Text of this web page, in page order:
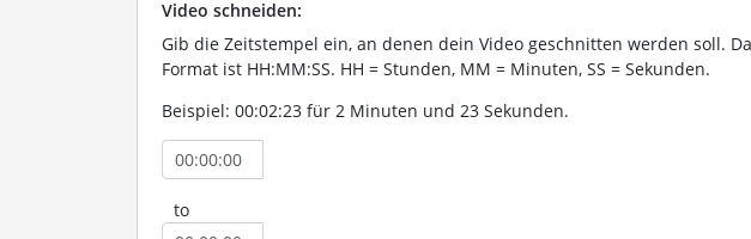
Video schneiden:
Gib die Zeitstempel ein, an denen dein Video geschnitten werden soll.
Format ist HH:MM:SS. HH = Stunden, MM = Minuten, SS = Sekunden.
Beispiel: 00:02:23 für 2 Minuten und 23 Sekunden.
to